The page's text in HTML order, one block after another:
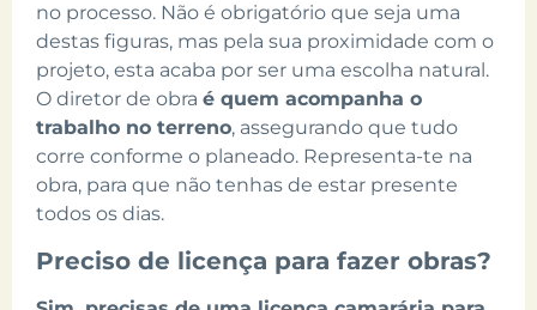
no processo. Não é obrigatório que seja uma
destas figuras, mas pela sua proximidade com o
projeto, esta acaba por ser uma escolha natural.
O diretor de obra é quem acompanha o
trabalho no terreno, assegurando que tudo
corre conforme o planeado. Representa-te na
obra, para que não tenhas de estar presente
todos os dias.
Preciso de licença para fazer obras?